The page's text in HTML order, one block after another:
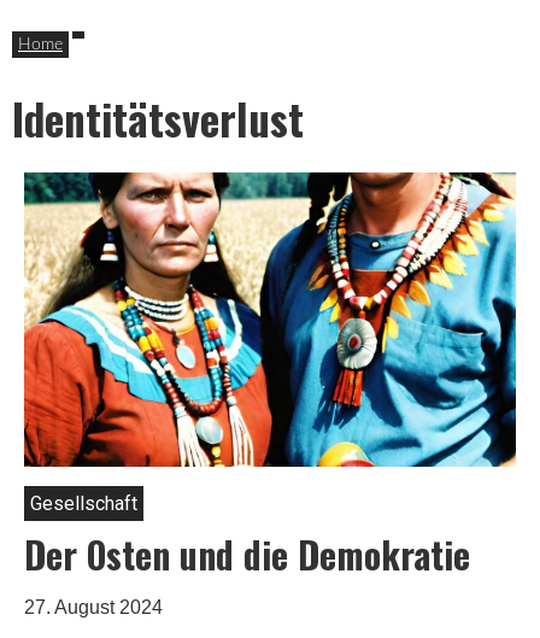
Home
Identitätsverlust
Gesellschaft
Der Osten und die Demokratie
27. August 2024